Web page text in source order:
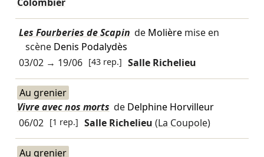
Colombier
Les Fourberies de Scapin de Molièremise en
scène Denis Podalydès
03/02→ 19/06 [43 rep.] Salle Richelieu
Au grenier
Vivre avec nos morts de Delphine Horvilleur
06/02 [1 rep.] Salle Richelieu(La Coupole)
Au grenier